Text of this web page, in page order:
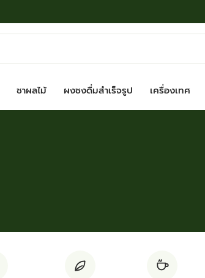
ชาผลไม้ ผงชงดื่มสำเร็จรูป เครื่องเทศ